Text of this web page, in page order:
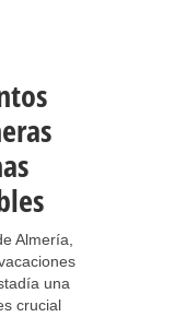
Almería,
una
crucial